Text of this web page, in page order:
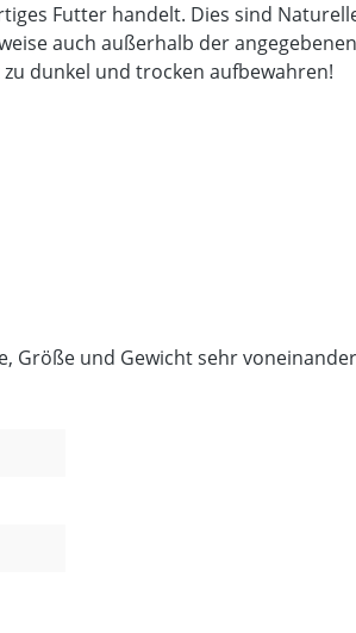
Futter handelt. Dies sind
auch außerhalb der
dunkel und trocken aufbewahren!
und Gewicht sehr